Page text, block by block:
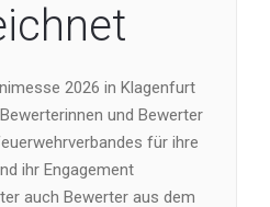
2026 in Klagenfurt
und Bewerter
für ihre
ihr Engagement
auch Bewerter aus dem